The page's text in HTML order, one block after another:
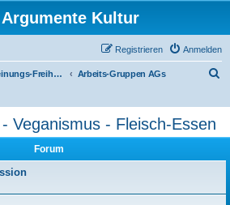
Argumente Kultur
Anmelden
Registrieren
Volle Meinungs-Freiheit mit 'Vorhang-System' -- frei dosierter Zugang zu allen Inhalten und AGs
Arbeits-Gruppen AGs
Veganismus - Fleisch-Essen
Forum